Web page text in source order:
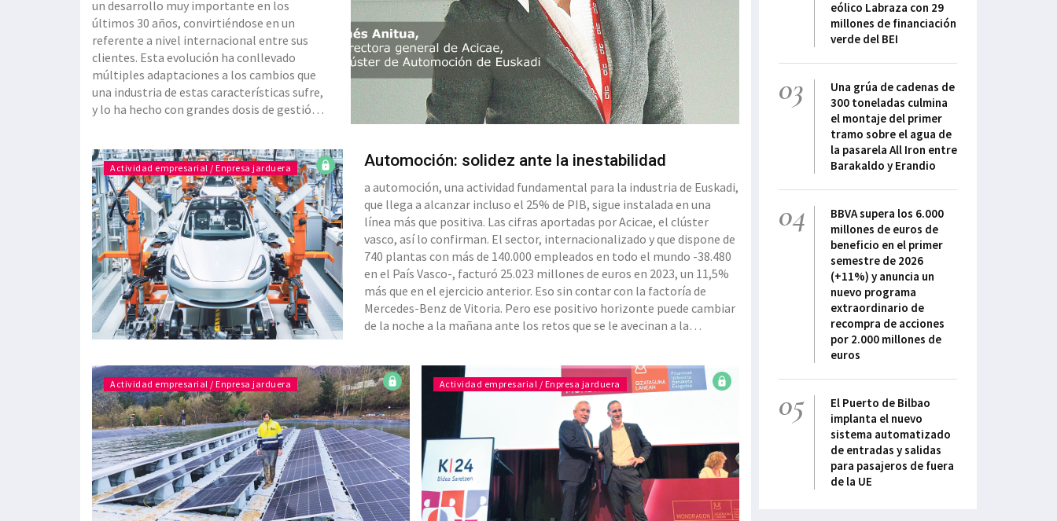
un desarrollo muy importante en los
últimos 30 años, convirtiéndose en un
referente a nivel internacional entre sus
clientes. Esta evolución ha conllevado
múltiples adaptaciones a los cambios que
una industria de estas características sufre,
y lo ha hecho con grandes dosis de gestión,
afrontando desde una posición consolidada
como sector, pero a l
Actividad empresarial / Enpresa jarduera Automoción: solidez ante la inestabilidad
a automoción, una actividad fundamental para la industria de Euskadi,
que llega a alcanzar incluso el 25% de PIB, sigue instalada en una
línea más que positiva. Las cifras aportadas por Acicae, el clúster
vasco, así lo confirman. El sector, internacionalizado y que dispone de
740 plantas con más de 140.000 empleados en todo el mundo -38.480
en el País Vasco-, facturó 25.023 millones de euros en 2023, un 11,5%
más que en el ejercicio anterior. Eso sin contar con la factoría de
Mercedes-Benz de Vitoria. Pero ese positivo horizonte puede cambiar
de la noche a la mañana ante los retos que se le avecinan a la
Actividad empresarial / Enpresa jarduera Actividad empresarial / Enpresa jarduera
eólico Labraza con 29
millones de financiación
verde del BEI
03
Una grúa de cadenas de
300 toneladas culmina
el montaje del primer
tramo sobre el agua de
la pasarela All Iron entre
Barakaldo y Erandio
04
BBVA supera los 6.000
millones de euros de
beneficio en el primer
semestre de 2026
(+11%) y anuncia un
nuevo programa
extraordinario de
recompra de acciones
por 2.000 millones de
euros
05
El Puerto de Bilbao
implanta el nuevo
sistema automatizado
de entradas y salidas
para pasajeros de fuera
de la UE